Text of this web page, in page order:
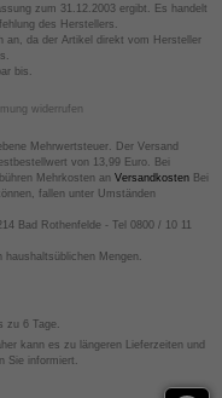
zum 31.12.2003 ergibt. Es handelt
des Herstellers.
da der Artikel direkt vom Hersteller
bis.
widerrufen
Mehrwertsteuer. Der Versand
von 13,99 Euro. Bei
Mehrkosten an VersandkostenBei
fallen unter Umständen
Bad Rothenfelde - Tel 0800 / 10 11
haushaltsüblichen Mengen.
zu 6 Tage.
kann es zu längeren Lieferzeiten und
Sie informiert.